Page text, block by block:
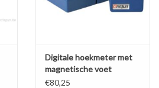
Digitale hoekmeter met
magnetische voet
€80,25